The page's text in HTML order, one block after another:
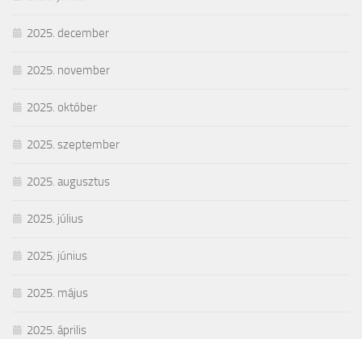
2025. december
2025. november
2025. október
2025. szeptember
2025. augusztus
2025. július
2025. június
2025. május
2025. április